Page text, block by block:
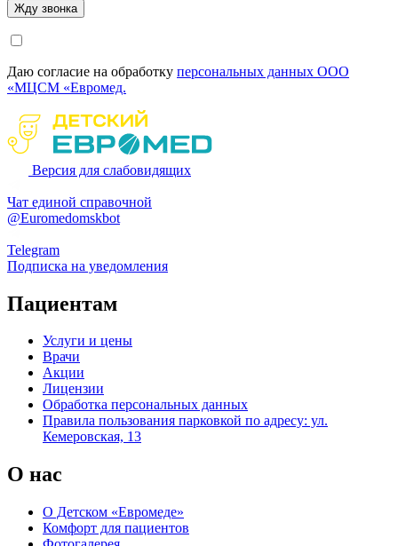
Даю согласие на обработку персональных данных ООО
«МЦСМ «Евромед.
Версия для слабовидящих
Чат единой справочной
@Euromedomskbot
Telegram
Подписка на уведомления
Пациентам
Услуги и цены
Врачи
Акции
Лицензии
Обработка персональных данных
Правила пользования парковкой по адресу: ул.
Кемеровская, 13
О нас
О Детском «Евромеде»
Комфорт для пациентов